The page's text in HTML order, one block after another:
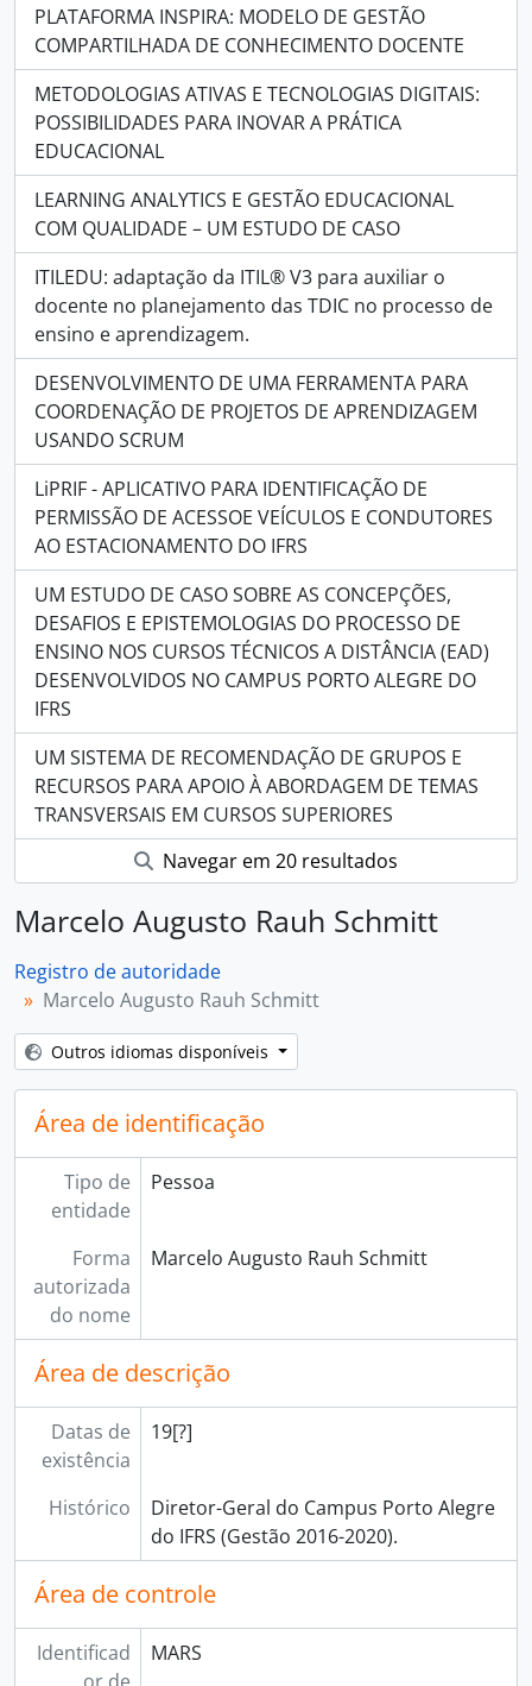
PLATAFORMA INSPIRA: MODELO DE GESTÃO
COMPARTILHADA DE CONHECIMENTO DOCENTE
METODOLOGIAS ATIVAS E TECNOLOGIAS DIGITAIS:
POSSIBILIDADES PARA INOVAR A PRÁTICA
EDUCACIONAL
LEARNING ANALYTICS E GESTÃO EDUCACIONAL
COM QUALIDADE – UM ESTUDO DE CASO
ITILEDU: adaptação da ITIL® V3 para auxiliar o
docente no planejamento das TDIC no processo de
ensino e aprendizagem.
DESENVOLVIMENTO DE UMA FERRAMENTA PARA
COORDENAÇÃO DE PROJETOS DE APRENDIZAGEM
USANDO SCRUM
LiPRIF - APLICATIVO PARA IDENTIFICAÇÃO DE
PERMISSÃO DE ACESSOE VEÍCULOS E CONDUTORES
AO ESTACIONAMENTO DO IFRS
UM ESTUDO DE CASO SOBRE AS CONCEPÇÕES,
DESAFIOS E EPISTEMOLOGIAS DO PROCESSO DE
ENSINO NOS CURSOS TÉCNICOS A DISTÂNCIA (EAD)
DESENVOLVIDOS NO CAMPUS PORTO ALEGRE DO
IFRS
UM SISTEMA DE RECOMENDAÇÃO DE GRUPOS E
RECURSOS PARA APOIO À ABORDAGEM DE TEMAS
TRANSVERSAIS EM CURSOS SUPERIORES
Navegar em 20 resultados
Marcelo Augusto Rauh Schmitt
Registro de autoridade
Marcelo Augusto Rauh Schmitt
Outros idiomas disponíveis
Área de identificação
Tipo de
entidade
Pessoa
Forma
autorizada
do nome
Marcelo Augusto Rauh Schmitt
Área de descrição
Datas de
existência
19[?]
Histórico
Diretor-Geral do Campus Porto Alegre
do IFRS (Gestão 2016-2020).
Área de controle
Identificad
MARS